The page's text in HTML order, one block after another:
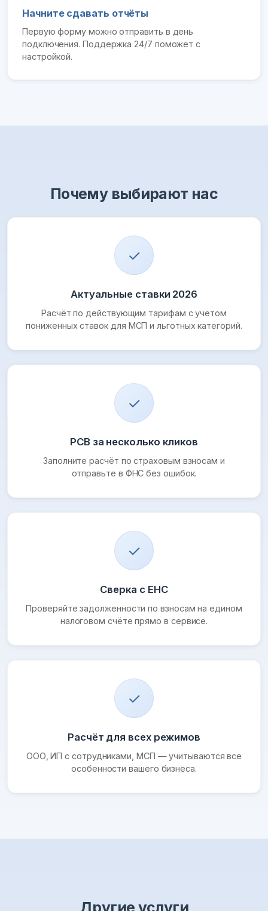
Начните сдавать отчёты
Первую форму можно отправить в день
подключения. Поддержка 24/7 поможет с
настройкой.
Почему выбирают нас
✓
Актуальные ставки 2026
Расчёт по действующим тарифам с учётом
пониженных ставок для МСП и льготных категорий.
✓
РСВ за несколько кликов
Заполните расчёт по страховым взносам и
отправьте в ФНС без ошибок.
✓
Сверка с ЕНС
Проверяйте задолженности по взносам на едином
налоговом счёте прямо в сервисе.
✓
Расчёт для всех режимов
ООО, ИП с сотрудниками, МСП — учитываются все
особенности вашего бизнеса.
Другие услуги